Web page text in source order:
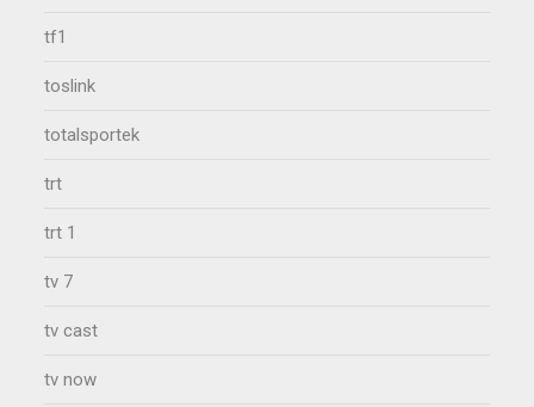
tf1
toslink
totalsportek
trt
trt 1
tv 7
tv cast
tv now